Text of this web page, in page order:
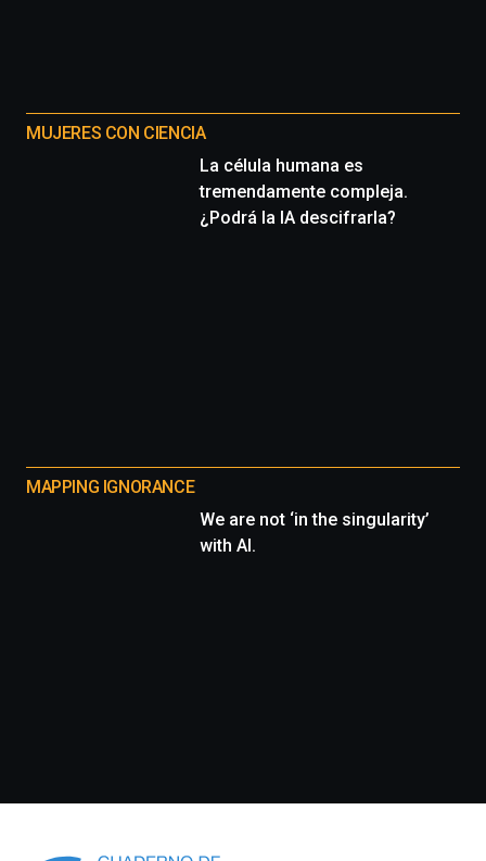
MUJERES CON CIENCIA
La célula humana es
tremendamente compleja.
¿Podrá la IA descifrarla?
MAPPING IGNORANCE
We are not ‘in the singularity’
with AI.